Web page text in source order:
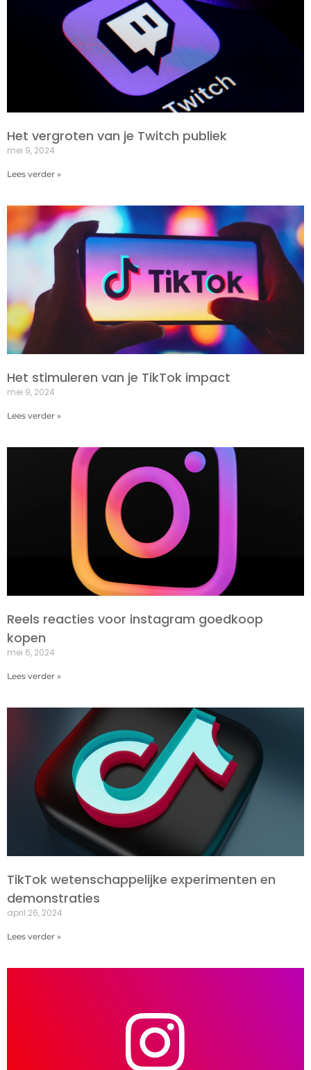
Het vergroten van je Twitch publiek
mei 9, 2024
Lees verder »
Het stimuleren van je TikTok impact
mei 9, 2024
Lees verder »
Reels reacties voor instagram goedkoop
kopen
mei 6, 2024
Lees verder »
TikTok wetenschappelijke experimenten en
demonstraties
april 26, 2024
Lees verder »